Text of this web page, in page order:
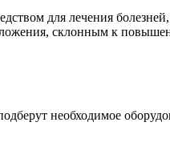
для лечения
склонным к
необходимое